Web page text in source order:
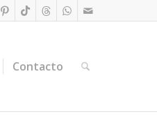
Contacto